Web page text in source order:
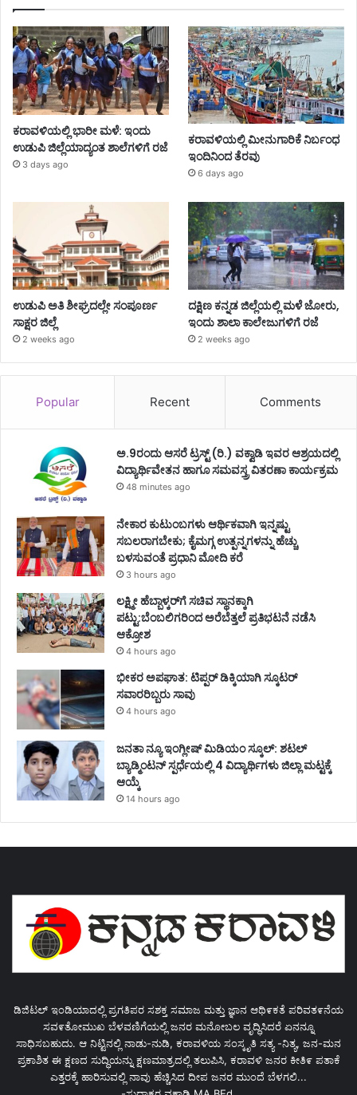
ಕರಾವಳಿಯಲ್ಲಿ ಭಾರೀ ಮಳೆ: ಇಂದು
ಉಡುಪಿ ಜಿಲ್ಲೆಯಾದ್ಯಂತ ಶಾಲೆಗಳಿಗೆ ರಜೆ
3 days ago
ಕರಾವಳಿಯಲ್ಲಿ ಮೀನುಗಾರಿಕೆ ನಿರ್ಬಂಧ
ಇಂದಿನಿಂದ ತೆರವು
6 days ago
ಉಡುಪಿ ಅತಿ ಶೀಘ್ರದಲ್ಲೇ ಸಂಪೂರ್ಣ
ಸಾಕ್ಷರ ಜಿಲ್ಲೆ
2 weeks ago
ದಕ್ಷಿಣ ಕನ್ನಡ ಜಿಲ್ಲೆಯಲ್ಲಿ ಮಳೆ ಜೋರು,
ಇಂದು ಶಾಲಾ ಕಾಲೇಜುಗಳಿಗೆ ರಜೆ
2 weeks ago
Popular Recent Comments
ಅ.9ರಂದು ಆಸರೆ ಟ್ರಸ್ಟ್ (ರಿ.) ವಕ್ವಾಡಿ ಇವರ ಆಶ್ರಯದಲ್ಲಿ
ವಿದ್ಯಾರ್ಥಿವೇತನ ಹಾಗೂ ಸಮವಸ್ತ್ರ ವಿತರಣಾ ಕಾರ್ಯಕ್ರಮ
48 minutes ago
ನೇಕಾರ ಕುಟುಂಬಗಳು ಆರ್ಥಿಕವಾಗಿ ಇನ್ನಷ್ಟು
ಸಬಲರಾಗಬೇಕು; ಕೈಮಗ್ಗ ಉತ್ಪನ್ನಗಳನ್ನು ಹೆಚ್ಚು
ಬಳಸುವಂತೆ ಪ್ರಧಾನಿ ಮೋದಿ ಕರೆ
3 hours ago
ಲಕ್ಷ್ಮೀ ಹೆಬ್ಬಾಳ್ಕರ್‌ಗೆ ಸಚಿವ ಸ್ಥಾನಕ್ಕಾಗಿ
ಪಟ್ಟು:ಬೆಂಬಲಿಗರಿಂದ ಅರೆಬೆತ್ತಲೆ ಪ್ರತಿಭಟನೆ ನಡೆಸಿ
ಆಕ್ರೋಶ
4 hours ago
ಭೀಕರ ಅಪಘಾತ: ಟಿಪ್ಪರ್ ಡಿಕ್ಕಿಯಾಗಿ ಸ್ಕೂಟರ್
ಸವಾರರಿಬ್ಬರು ಸಾವು
4 hours ago
ಜನತಾ ನ್ಯೂ ಇಂಗ್ಲೀಷ್ ಮಿಡಿಯಂ ಸ್ಕೂಲ್: ಶಟಲ್
ಬ್ಯಾಡ್ಮಿಂಟನ್ ಸ್ಪರ್ಧೆಯಲ್ಲಿ 4 ವಿದ್ಯಾರ್ಥಿಗಳು ಜಿಲ್ಲಾ ಮಟ್ಟಕ್ಕೆ
ಆಯ್ಕೆ
14 hours ago
ಡಿಜಿಟಲ್ ಇಂಡಿಯಾದಲ್ಲಿ ಪ್ರಗತಿಪರ ಸಶಕ್ತ ಸಮಾಜ ಮತ್ತು ಜ್ಞಾನ ಆಥಿ೯ಕತೆ ಪರಿವತ೯ನೆಯ
ಸವ೯ತೋಮುಖ ಬೆಳವಣಿಗೆಯಲ್ಲಿ ಜನರ ಮನೋಬಲ ವೃದ್ಧಿಸಿದರೆ ಏನನ್ನೂ
ಸಾಧಿಸಬಹುದು. ಆ ನಿಟ್ಟಿನಲ್ಲಿ ನಾಡು-ನುಡಿ, ಕರಾವಳಿಯ ಸಂಸ್ಕೃತಿ ಸತ್ಯ -ನಿತ್ಯ, ಜನ-ಮನ
ಪ್ರಕಾಶಿತ ಈ ಕ್ಷಣದ ಸುದ್ಧಿಯನ್ನು ಕ್ಷಣಮಾತ್ರದಲ್ಲಿ ತಲುಪಿಸಿ, ಕರಾವಳಿ ಜನರ ಕೀತಿ೯ ಪತಾಕೆ
ಎತ್ತರಕ್ಕೆ ಹಾರಿಸುವಲ್ಲಿ ನಾವು ಹೆಚ್ಚಿಸಿದ ದೀಪ ಜನರ ಮುಂದೆ ಬೆಳಗಲಿ...